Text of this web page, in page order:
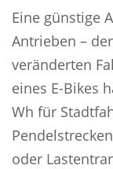
Eine günstige
Antrieben –
veränderten
eines E-Bikes
Wh für
oder